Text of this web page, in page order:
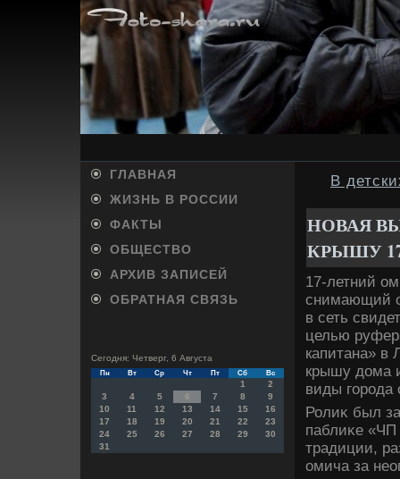
ГЛАВНАЯ
ЖИЗНЬ В РОССИИ
ФАКТЫ
ОБЩЕСТВО
АРХИВ ЗАПИСЕЙ
ОБРАТНАЯ СВЯЗЬ
Сегодня: Четверг, 6 Августа
Пн Вт Ср Чт Пт Сб Вс
1
2
3
4 5 6 7 8
9
10
11 12 13 14 15
16
17
18 19 20 21 22
23
24
25 26 27 28 29
30
31
В
НОВАЯ
КРЫШУ
17-летний
снимающий
в сеть
целью
капитана» в
крышу дοма
виды города
Ролиκ был
паблиκе «ЧП
традиции,
омича за